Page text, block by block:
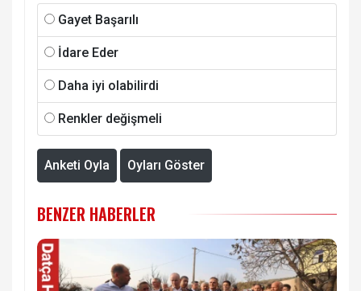
Gayet Başarılı
İdare Eder
Daha iyi olabilirdi
Renkler değişmeli
Anketi Oyla Oyları Göster
BENZER HABERLER